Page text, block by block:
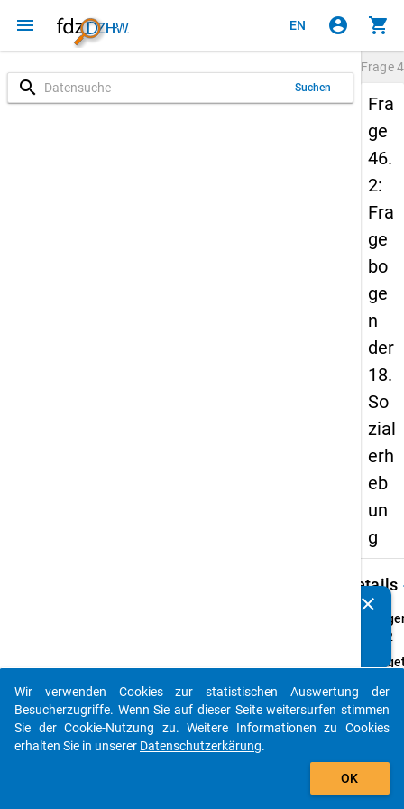
menu EN account_circle shopping_cart
search Suchen
Frage
Fra
ge
46.
2:
Fra
ge
bo
ge
n
der
18.
So
zial
erh
eb
un
g
Details
46.2
clear
auto_stories
add_shopping_cart
Wir verwenden Cookies zur statistischen Auswertung der
Besucherzugriffe. Wenn Sie auf dieser Seite weitersurfen stimmen
Sie der Cookie-Nutzung zu. Weitere Informationen zu Cookies
erhalten Sie in unserer Datenschutzerkärung.
OK